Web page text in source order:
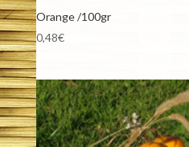
Orange /100gr
0,48€